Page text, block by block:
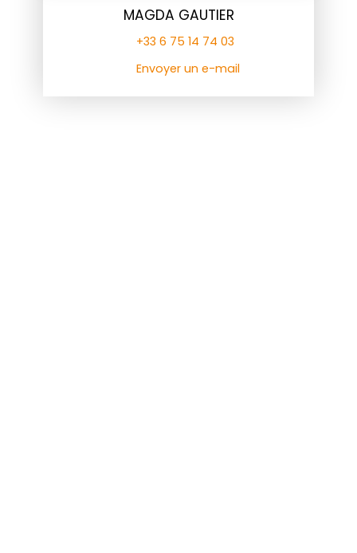
MAGDA GAUTIER
+33 6 75 14 74 03
Envoyer un e-mail